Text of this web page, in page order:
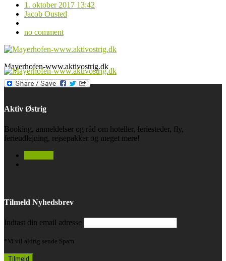
1. oktober 2017 13:42
Jacob Ousted
no comment
Mayerhofen-www.aktivostrig.dk
Aktiv Østrig
Booking, anmeldelser og råd om hoteller, feriesteder, fly,
ferieudlejning, rejsepakker og meget mere!
Tilmeld Nyhedsbrev
Indtast din email adresse
*Vi vil aldrig sende Spam